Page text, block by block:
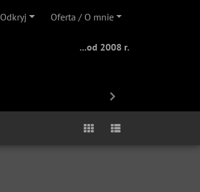
Odkryj Oferta / O mnie
...od 2008 r.
Next